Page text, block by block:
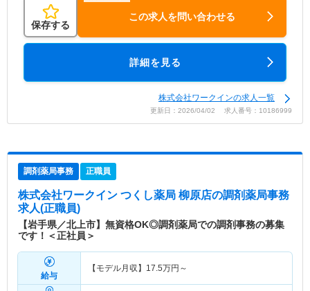
保存する
この求人を問い合わせる
詳細を見る
株式会社ワークインの求人一覧
更新日：2026/04/02 求人番号：10186999
調剤薬局事務 正職員
株式会社ワークイン つくし薬局 柳原店の調剤薬局事務
求人(正職員)
【岩手県／北上市】無資格OK◎調剤薬局での調剤事務の募集
です！＜正社員＞
給与
【モデル月収】 17.5万円～